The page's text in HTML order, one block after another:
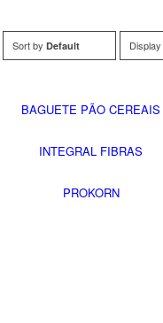
Sort by Default Display
BAGUETE PÃO CEREAIS
INTEGRAL FIBRAS
PROKORN